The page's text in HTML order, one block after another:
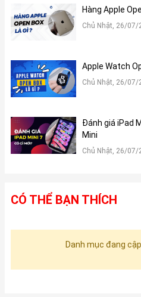
Hàng Apple
Chủ Nhật, 26/07/
Apple Watch
Chủ Nhật, 26/07/
Đánh giá iPad
Mini
Chủ Nhật, 26/07/
CÓ THỂ BẠN THÍCH
Danh mục đang